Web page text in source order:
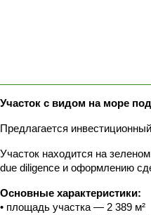
Участок с видом на море
Предлагается
Участок находится на
due diligence и оформлению
Основные характеристики:
• площадь участка — 2 389 м²